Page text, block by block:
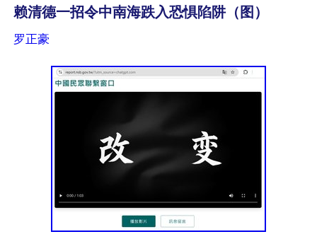
赖清德一招令中南海跌入恐惧陷阱（图）
罗正豪